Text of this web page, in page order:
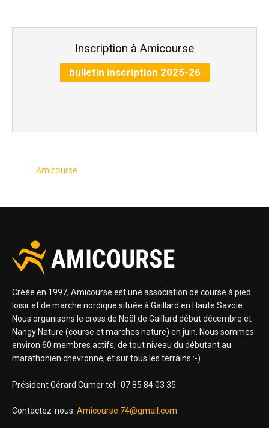
Inscription à Amicourse
bulletin inscription 2025-26
Amicourse
Créée en 1997, Amicourse est une association de course à pied
loisir et de marche nordique située à Gaillard en Haute Savoie.
Nous organisons le cross de Noël de Gaillard début décembre et
Nangy Nature (course et marches nature) en juin. Nous sommes
environ 60 membres actifs, de tout niveau du débutant au
marathonien chevronné, et sur tous les terrains :-)
Président Gérard Cumer tel : 07 85 84 03 35
Contactez-nous: Amicourse.74@gmail.com